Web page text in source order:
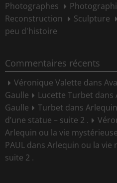
Photographes
Reconstruction
Sculpture
peu d'histoire
Commentaires récents
Véronique Valette dans
Gaulle
Lucette Turbet dans
Gaulle
Turbet dans
d’une statue – suite 2 .
Arlequin ou la vie
PAUL dans Arlequin ou la vie
suite 2 .